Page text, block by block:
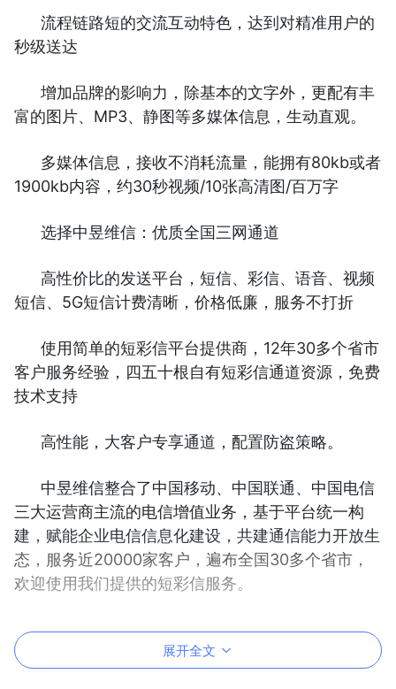
流程链路短的交流互动特色，达到对精准用户的
秒级送达
增加品牌的影响力，除基本的文字外，更配有丰
富的图片、MP3、静图等多媒体信息，生动直观。
多媒体信息，接收不消耗流量，能拥有80kb或者
1900kb内容，约30秒视频/10张高清图/百万字
选择中昱维信：优质全国三网通道
高性价比的发送平台，短信、彩信、语音、视频
短信、5G短信计费清晰，价格低廉，服务不打折
使用简单的短彩信平台提供商，12年30多个省市
客户服务经验，四五十根自有短彩信通道资源，免费
技术支持
高性能，大客户专享通道，配置防盗策略。
中昱维信整合了中国移动、中国联通、中国电信
三大运营商主流的电信增值业务，基于平台统一构
建，赋能企业电信信息化建设，共建通信能力开放生
态，服务近20000家客户，遍布全国30多个省市，
欢迎使用我们提供的短彩信服务。
展开全文